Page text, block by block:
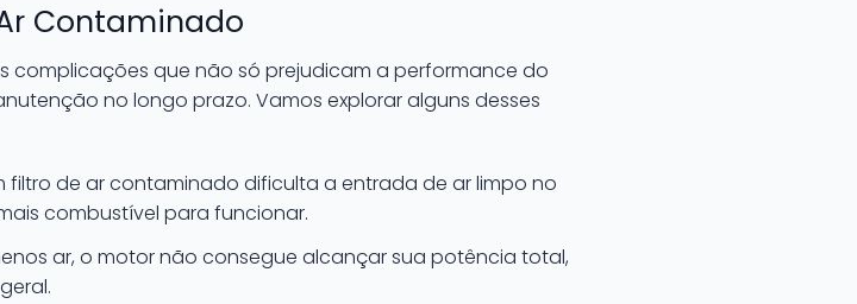
Contaminado
complicações que não só prejudicam a performance do
no longo prazo. Vamos explorar alguns desses
filtro de ar contaminado dificulta a entrada de ar limpo no
combustível para funcionar.
ar, o motor não consegue alcançar sua potência total,